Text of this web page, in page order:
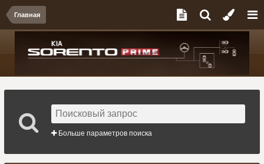
Главная
Больше параметров поиска